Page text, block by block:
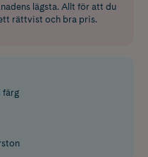
lägsta. Allt för att du
rättvist och bra pris.
färg